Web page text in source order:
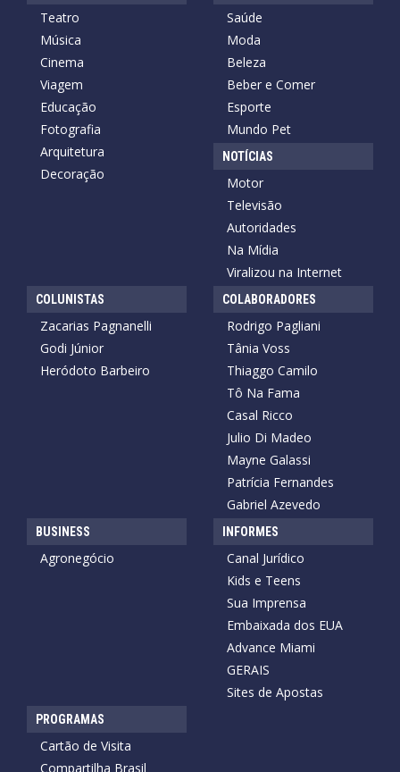
Teatro
Música
Cinema
Viagem
Educação
Fotografia
Arquitetura
Decoração
Saúde
Moda
Beleza
Beber e Comer
Esporte
Mundo Pet
NOTÍCIAS
Motor
Televisão
Autoridades
Na Mídia
Viralizou na Internet
COLUNISTAS
Zacarias Pagnanelli
Godi Júnior
Heródoto Barbeiro
COLABORADORES
Rodrigo Pagliani
Tânia Voss
Thiaggo Camilo
Tô Na Fama
Casal Ricco
Julio Di Madeo
Mayne Galassi
Patrícia Fernandes
Gabriel Azevedo
BUSINESS
Agronegócio
INFORMES
Canal Jurídico
Kids e Teens
Sua Imprensa
Embaixada dos EUA
Advance Miami
GERAIS
Sites de Apostas
PROGRAMAS
Cartão de Visita
Compartilha Brasil